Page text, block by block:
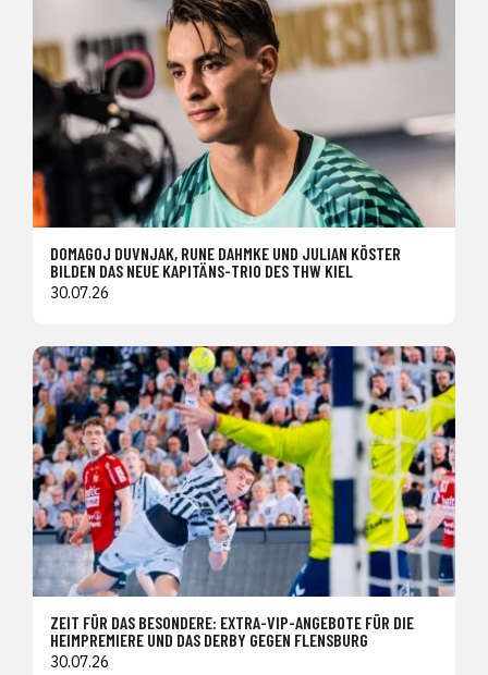
DOMAGOJ DUVNJAK, RUNE DAHMKE UND JULIAN KÖSTER
BILDEN DAS NEUE KAPITÄNS-TRIO DES THW KIEL
30.07.26
ZEIT FÜR DAS BESONDERE: EXTRA-VIP-ANGEBOTE FÜR DIE
HEIMPREMIERE UND DAS DERBY GEGEN FLENSBURG
30.07.26